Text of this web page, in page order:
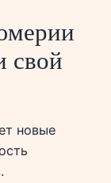
свой
новые